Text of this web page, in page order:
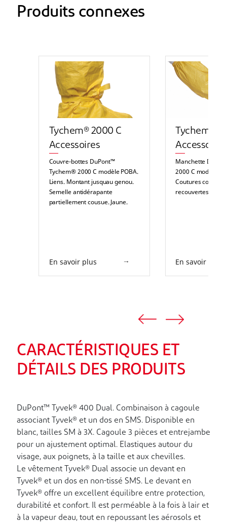
Produits connexes
Tychem® 2000 C
Accessoires
Couvre-bottes DuPont™
Tychem® 2000 C modèle POBA.
Liens. Montant jusquau genou.
Semelle antidérapante
partiellement cousue. Jaune.
En savoir plus
Tychem®
Accessoires
Manchette
2000 C modèle
Coutures cousues
recouvertes.
En savoir plus
CARACTÉRISTIQUES ET
DÉTAILS DES PRODUITS
DuPont™ Tyvek® 400 Dual. Combinaison à cagoule
associant Tyvek® et un dos en SMS. Disponible en
blanc, tailles SM à 3X. Cagoule 3 pièces et entrejambe
pour un ajustement optimal. Elastiques autour du
visage, aux poignets, à la taille et aux chevilles.
Le vêtement Tyvek® Dual associe un devant en
Tyvek® et un dos en non-tissé SMS. Le devant en
Tyvek® offre un excellent équilibre entre protection,
durabilité et confort. Il est perméable à la fois à lair et
à la vapeur deau, tout en repoussant les aérosols et